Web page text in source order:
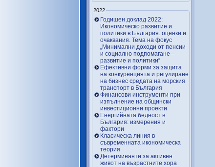
2022
Годишен доклад 2022:
Икономическо развитие и
политики в България: оценки и
очаквания. Тема на фокус
„Минимални доходи от пенсии
и социално подпомагане –
развитие и политики“
Ефективни форми за защита
на конкуренцията и регулиране
на бизнес средата на морския
транспорт в България
Финансови инструменти при
изпълнение на общински
инвестиционни проекти
Енергийната бедност в
България: измерения и
фактори
Класическа линия в
съвременната икономическа
теория
Детерминанти за активен
живот на възрастните хора